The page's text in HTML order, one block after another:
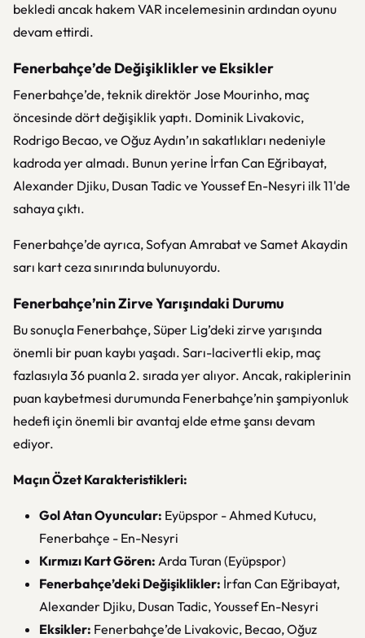
bekledi ancak hakem VAR incelemesinin ardından oyunu
devam ettirdi.
Fenerbahçe’de Değişiklikler ve Eksikler
Fenerbahçe’de, teknik direktör Jose Mourinho, maç
öncesinde dört değişiklik yaptı. Dominik Livakovic,
Rodrigo Becao, ve Oğuz Aydın’ın sakatlıkları nedeniyle
kadroda yer almadı. Bunun yerine İrfan Can Eğribayat,
Alexander Djiku, Dusan Tadic ve Youssef En-Nesyri ilk 11'de
sahaya çıktı.
Fenerbahçe’de ayrıca, Sofyan Amrabat ve Samet Akaydin
sarı kart ceza sınırında bulunuyordu.
Fenerbahçe’nin Zirve Yarışındaki Durumu
Bu sonuçla Fenerbahçe, Süper Lig’deki zirve yarışında
önemli bir puan kaybı yaşadı. Sarı-lacivertli ekip, maç
fazlasıyla 36 puanla 2. sırada yer alıyor. Ancak, rakiplerinin
puan kaybetmesi durumunda Fenerbahçe’nin şampiyonluk
hedefi için önemli bir avantaj elde etme şansı devam
ediyor.
Maçın Özet Karakteristikleri:
Gol Atan Oyuncular: Eyüpspor - Ahmed Kutucu,
Fenerbahçe - En-Nesyri
Kırmızı Kart Gören: Arda Turan (Eyüpspor)
Fenerbahçe’deki Değişiklikler: İrfan Can Eğribayat,
Alexander Djiku, Dusan Tadic, Youssef En-Nesyri
Eksikler: Fenerbahçe’de Livakovic, Becao, Oğuz